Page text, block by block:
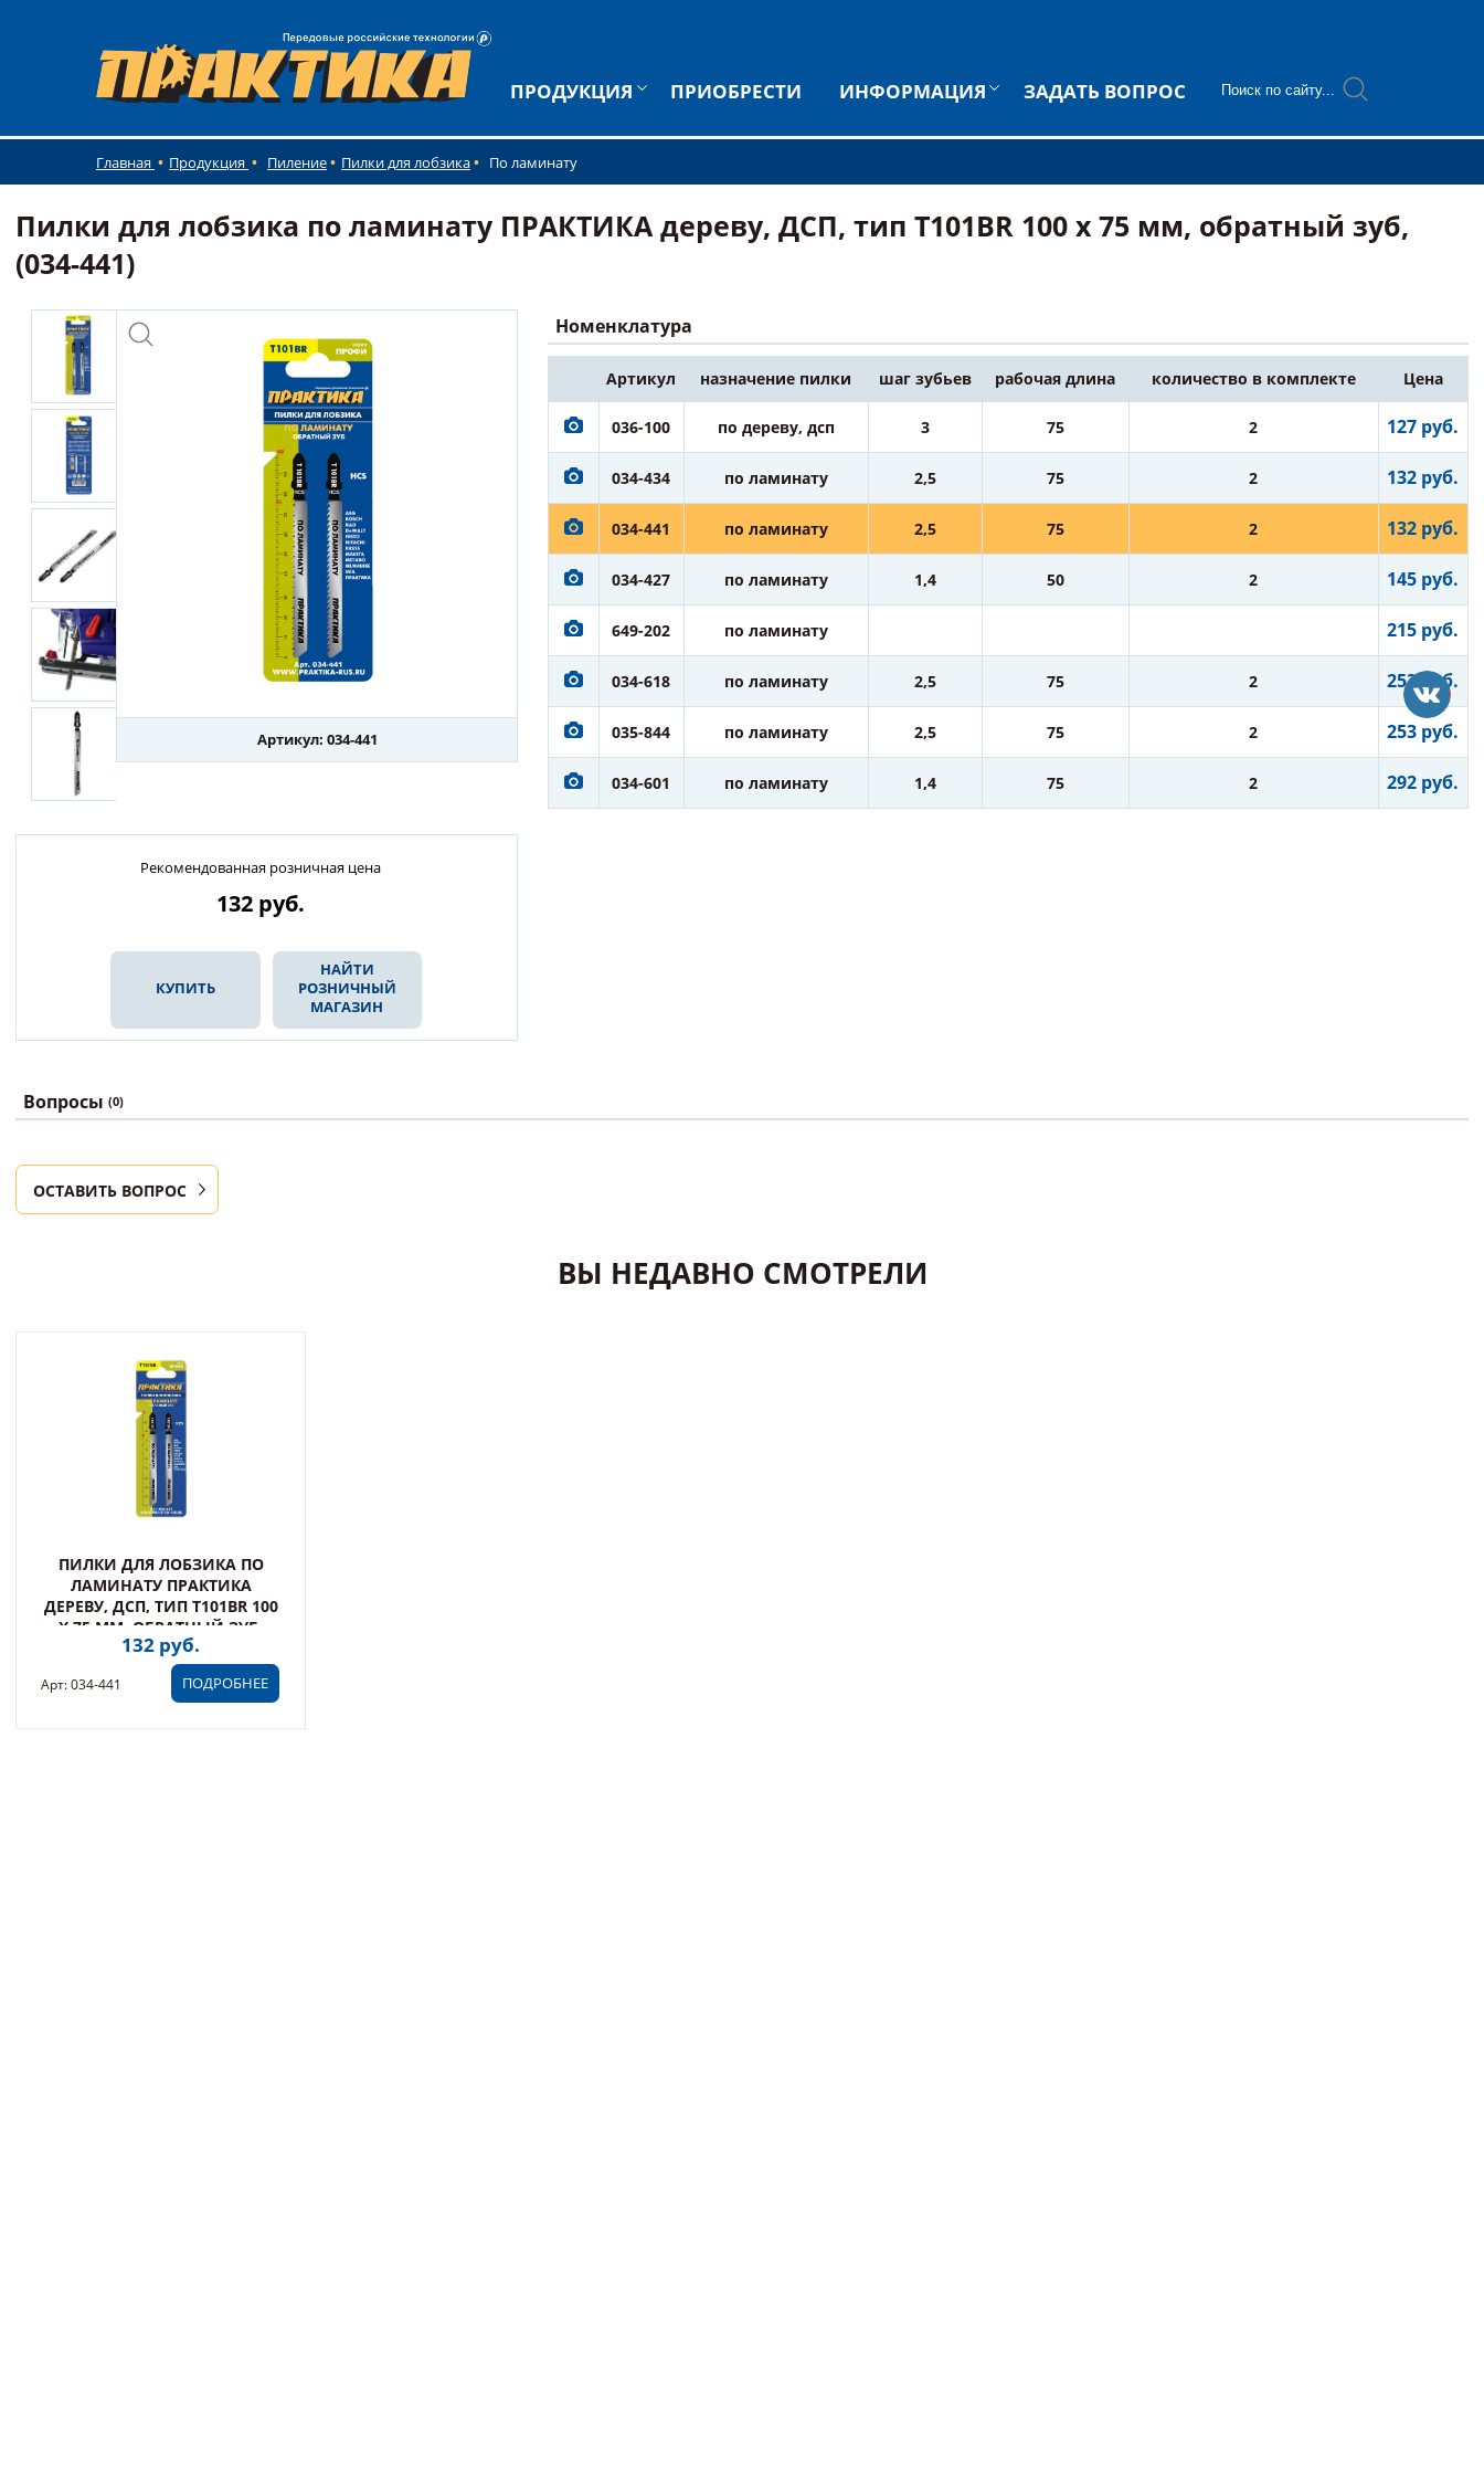
ПРОДУКЦИЯ ПРИОБРЕСТИ ИНФОРМАЦИЯ ЗАДАТЬ ВОПРОС
Главная Продукция Пиление Пилки для лобзика По ламинату
Пилки для лобзика по ламинату ПРАКТИКА дереву, ДСП, тип T101BR 100 х 75 мм, обратный зуб,
(034-441)
Артикул: 034-441
Рекомендованная розничная цена
132 руб.
КУПИТЬ
НАЙТИ
РОЗНИЧНЫЙ
МАГАЗИН
Номенклатура
Артикул назначение пилки шаг зубьев рабочая длина количество в комплекте Цена
036-100 по дереву, дсп 3 75 2 127 руб.
034-434 по ламинату 2,5 75 2 132 руб.
034-441 по ламинату 2,5 75 2 132 руб.
034-427 по ламинату 1,4 50 2 145 руб.
649-202 по ламинату 215 руб.
034-618 по ламинату 2,5 75 2 253 руб.
035-844 по ламинату 2,5 75 2 253 руб.
034-601 по ламинату 1,4 75 2 292 руб.
Вопросы (0)
ОСТАВИТЬ ВОПРОС
ВЫ НЕДАВНО СМОТРЕЛИ
ПИЛКИ ДЛЯ ЛОБЗИКА ПО
ЛАМИНАТУ ПРАКТИКА
ДЕРЕВУ, ДСП, ТИП T101BR 100
Х 75 ММ, ОБРАТНЫЙ ЗУБ,
(034-441)
132 руб.
ПОДРОБНЕЕ
Арт: 034-441